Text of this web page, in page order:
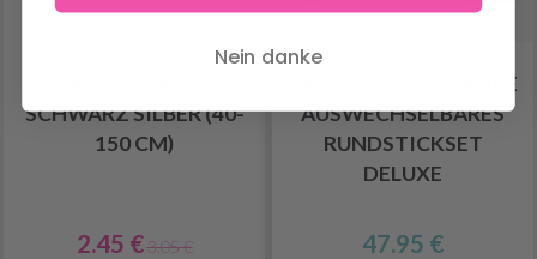
SCHWARZ SILBER (40-
150 CM)
2.45 € 3.05 €
DROPS PRO ROMANCE
AUSWECHSELBARES
RUNDSTICKSET
DELUXE
47.95 €
Nein danke